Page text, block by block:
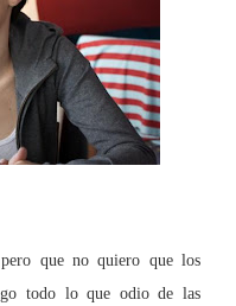
que no quiero que los
todo lo que odio de las